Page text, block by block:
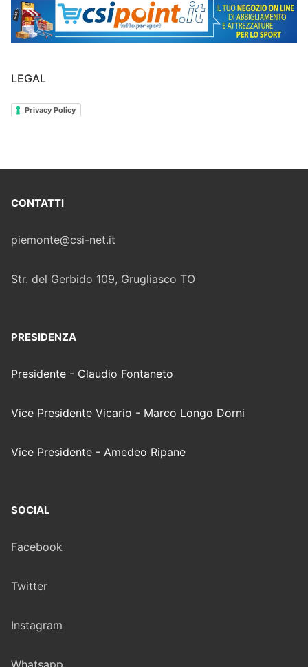
LEGAL
Privacy Policy
CONTATTI
piemonte@csi-net.it
Str. del Gerbido 109, Grugliasco TO
PRESIDENZA
Presidente - Claudio Fontaneto
Vice Presidente Vicario - Marco Longo Dorni
Vice Presidente - Amedeo Ripane
SOCIAL
Facebook
Twitter
Instagram
Whatsapp